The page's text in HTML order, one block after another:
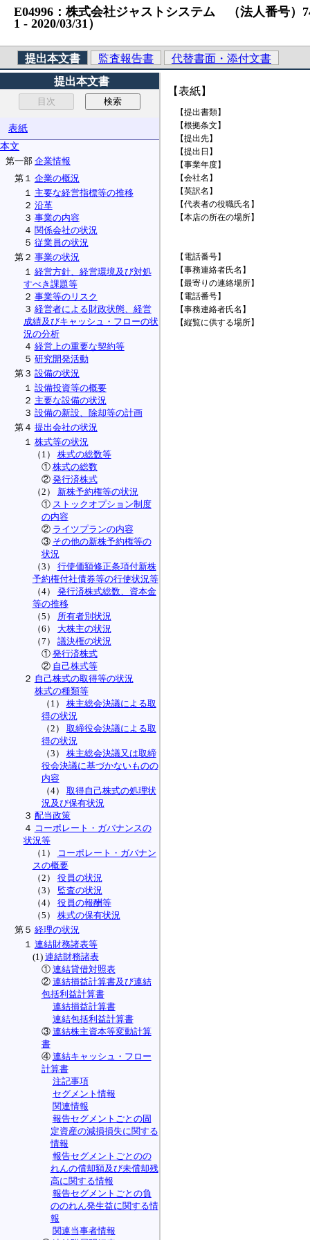
E04996：株式会社ジャストシステム （法人番号）
1 ‐ 2020/03/31）
提出本文書 監査報告書
代替書面・添付文書
提出本文書